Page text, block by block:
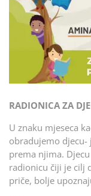
RADIONICA ZA
U znaku mjeseca
obradujemo djecu-
prema njima.
radionicu čiji je cilj
priče, bolje